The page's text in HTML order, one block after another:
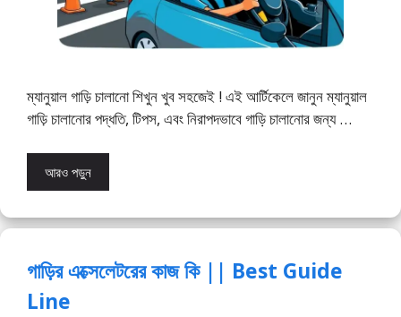
ম্যানুয়াল গাড়ি চালানো শিখুন খুব সহজেই ! এই আর্টিকেলে জানুন ম্যানুয়াল
গাড়ি চালানোর পদ্ধতি, টিপস, এবং নিরাপদভাবে গাড়ি চালানোর জন্য …
আরও পড়ুন
গাড়ির এক্সেলেটরের কাজ কি || Best Guide
Line